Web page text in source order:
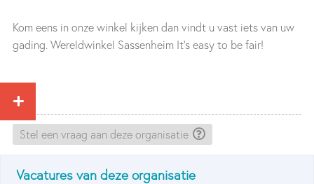
Kom eens in onze winkel kijken dan vindt u vast iets van uw
gading. Wereldwinkel Sassenheim It’s easy to be fair!
Stel een vraag aan deze organisatie
Vacatures van deze organisatie